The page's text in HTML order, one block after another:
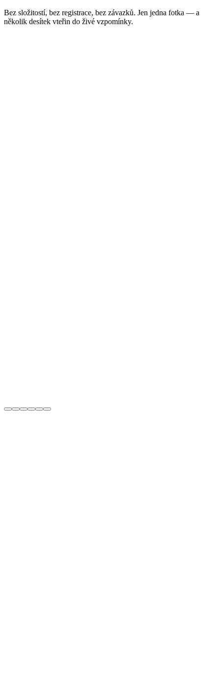
Bez složitostí, bez registrace, bez závazků. Jen jedna fotka — a
několik desítek vteřin do živé vzpomínky.